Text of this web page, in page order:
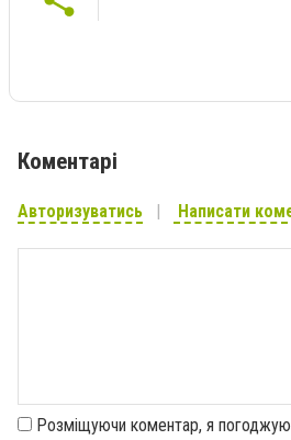
Коментарі
Авторизуватись Написати
Розміщуючи коментар, я